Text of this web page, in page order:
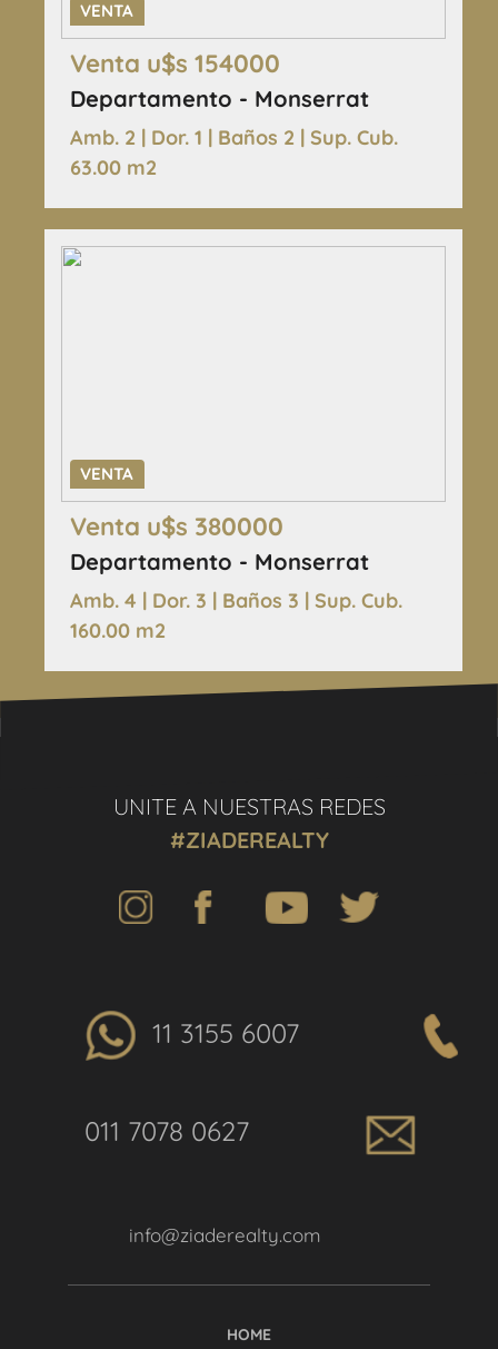
VENTA
Venta u$s 154000
Departamento - Monserrat
Amb. 2 | Dor. 1 | Baños 2 | Sup. Cub.
63.00 m2
VENTA
Venta u$s 380000
Departamento - Monserrat
Amb. 4 | Dor. 3 | Baños 3 | Sup. Cub.
160.00 m2
UNITE A NUESTRAS REDES
#ZIADEREALTY
11 3155 6007
011 7078 0627
info@ziaderealty.com
HOME